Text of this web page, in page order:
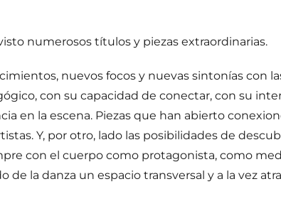
numerosos títulos y piezas extraordinarias.
nuevos focos y nuevas sintonías con
con su capacidad de conectar, con su
en la escena. Piezas que han abierto
Y, por otro, lado las posibilidades de
con el cuerpo como protagonista, como
la danza un espacio transversal y a la vez